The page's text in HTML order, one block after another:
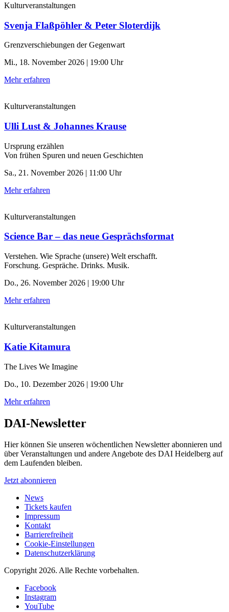
Kulturveranstaltungen
Svenja Flaßpöhler & Peter Sloterdijk
Grenzverschiebungen der Gegenwart
Mi., 18. November 2026 | 19:00 Uhr
Mehr erfahren
Kulturveranstaltungen
Ulli Lust & Johannes Krause
Ursprung erzählen
Von frühen Spuren und neuen Geschichten
Sa., 21. November 2026 | 11:00 Uhr
Mehr erfahren
Kulturveranstaltungen
Science Bar – das neue Gesprächsformat
Verstehen. Wie Sprache (unsere) Welt erschafft.
Forschung. Gespräche. Drinks. Musik.
Do., 26. November 2026 | 19:00 Uhr
Mehr erfahren
Kulturveranstaltungen
Katie Kitamura
The Lives We Imagine
Do., 10. Dezember 2026 | 19:00 Uhr
Mehr erfahren
DAI-Newsletter
Hier können Sie unseren wöchentlichen Newsletter abonnieren und
über Veranstaltungen und andere Angebote des DAI Heidelberg auf
dem Laufenden bleiben.
Jetzt abonnieren
News
Tickets kaufen
Impressum
Kontakt
Barrierefreiheit
Cookie-Einstellungen
Datenschutzerklärung
Copyright 2026. Alle Rechte vorbehalten.
Facebook
Instagram
YouTube